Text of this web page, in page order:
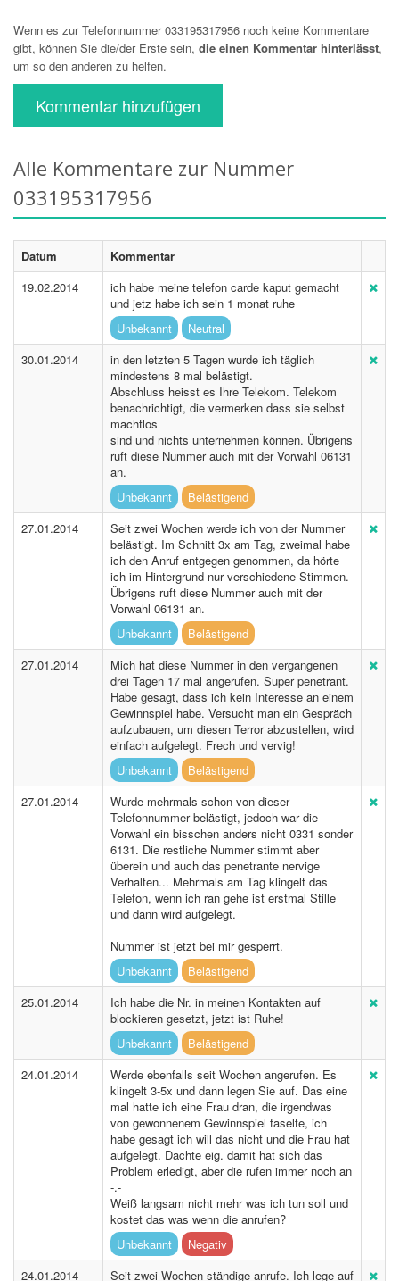
Wenn es zur Telefonnummer 033195317956 noch keine Kommentare
gibt, können Sie die/der Erste sein, die einen Kommentar hinterlässt,
um so den anderen zu helfen.
Kommentar hinzufügen
Alle Kommentare zur Nummer
033195317956
Datum
Kommentar
19.02.2014
ich habe meine telefon carde kaput gemacht
und jetz habe ich sein 1 monat ruhe
Unbekannt
Neutral
30.01.2014
in den letzten 5 Tagen wurde ich täglich
mindestens 8 mal belästigt.
Abschluss heisst es Ihre Telekom. Telekom
benachrichtigt, die vermerken dass sie selbst
machtlos
sind und nichts unternehmen können. Übrigens
ruft diese Nummer auch mit der Vorwahl 06131
an.
Unbekannt
Belästigend
27.01.2014
Seit zwei Wochen werde ich von der Nummer
belästigt. Im Schnitt 3x am Tag, zweimal habe
ich den Anruf entgegen genommen, da hörte
ich im Hintergrund nur verschiedene Stimmen.
Übrigens ruft diese Nummer auch mit der
Vorwahl 06131 an.
Unbekannt
Belästigend
27.01.2014
Mich hat diese Nummer in den vergangenen
drei Tagen 17 mal angerufen. Super penetrant.
Habe gesagt, dass ich kein Interesse an einem
Gewinnspiel habe. Versucht man ein Gespräch
aufzubauen, um diesen Terror abzustellen, wird
einfach aufgelegt. Frech und vervig!
Unbekannt
Belästigend
27.01.2014
Wurde mehrmals schon von dieser
Telefonnummer belästigt, jedoch war die
Vorwahl ein bisschen anders nicht 0331 sonder
6131. Die restliche Nummer stimmt aber
überein und auch das penetrante nervige
Verhalten... Mehrmals am Tag klingelt das
Telefon, wenn ich ran gehe ist erstmal Stille
und dann wird aufgelegt.
Nummer ist jetzt bei mir gesperrt.
Unbekannt
Belästigend
25.01.2014
Ich habe die Nr. in meinen Kontakten auf
blockieren gesetzt, jetzt ist Ruhe!
Unbekannt
Belästigend
24.01.2014
Werde ebenfalls seit Wochen angerufen. Es
klingelt 3-5x und dann legen Sie auf. Das eine
mal hatte ich eine Frau dran, die irgendwas
von gewonnenem Gewinnspiel faselte, ich
habe gesagt ich will das nicht und die Frau hat
aufgelegt. Dachte eig. damit hat sich das
Problem erledigt, aber die rufen immer noch an
-.-
Weiß langsam nicht mehr was ich tun soll und
kostet das was wenn die anrufen?
Unbekannt
Negativ
24.01.2014
Seit zwei Wochen ständige anrufe. Ich lege auf